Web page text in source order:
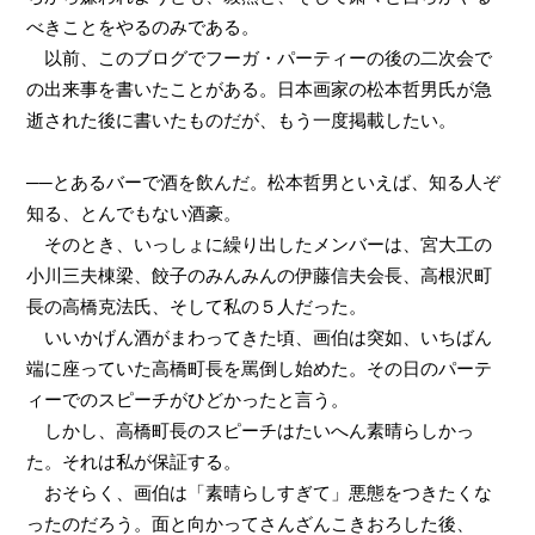
べきことをやるのみである。
以前、このブログでフーガ・パーティーの後の二次会で
の出来事を書いたことがある。日本画家の松本哲男氏が急
逝された後に書いたものだが、もう一度掲載したい。
──とあるバーで酒を飲んだ。松本哲男といえば、知る人ぞ
知る、とんでもない酒豪。
そのとき、いっしょに繰り出したメンバーは、宮大工の
小川三夫棟梁、餃子のみんみんの伊藤信夫会長、高根沢町
長の高橋克法氏、そして私の５人だった。
いいかげん酒がまわってきた頃、画伯は突如、いちばん
端に座っていた高橋町長を罵倒し始めた。その日のパーテ
ィーでのスピーチがひどかったと言う。
しかし、高橋町長のスピーチはたいへん素晴らしかっ
た。それは私が保証する。
おそらく、画伯は「素晴らしすぎて」悪態をつきたくな
ったのだろう。面と向かってさんざんこきおろした後、